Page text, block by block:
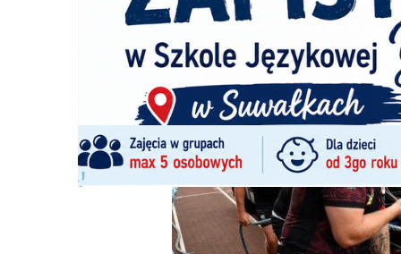
10/08/2025/ 0 Komentarzy
Mistrzostwa Polski Strongman w